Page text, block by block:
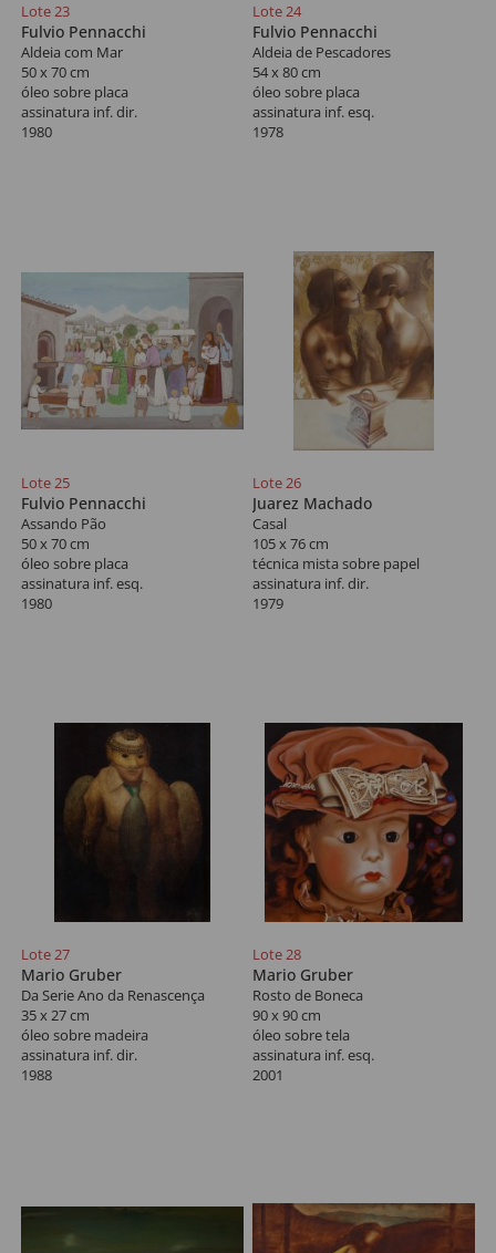
Lote 23
Fulvio Pennacchi
Aldeia com Mar
50 x 70 cm
óleo sobre placa
assinatura inf. dir.
1980
Lote 24
Fulvio Pennacchi
Aldeia de Pescadores
54 x 80 cm
óleo sobre placa
assinatura inf. esq.
1978
Lote 25
Fulvio Pennacchi
Assando Pão
50 x 70 cm
óleo sobre placa
assinatura inf. esq.
1980
Lote 26
Juarez Machado
Casal
105 x 76 cm
técnica mista sobre papel
assinatura inf. dir.
1979
Lote 27
Mario Gruber
Da Serie Ano da Renascença
35 x 27 cm
óleo sobre madeira
assinatura inf. dir.
1988
Lote 28
Mario Gruber
Rosto de Boneca
90 x 90 cm
óleo sobre tela
assinatura inf. esq.
2001